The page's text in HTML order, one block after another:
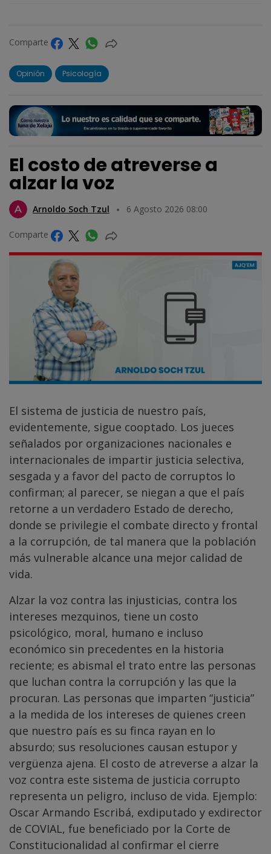
Comparte
Opinión Psicología
El costo de atreverse a
alzar la voz
Arnoldo Soch Tzul 6 Agosto 2026 08:00
Comparte
El sistema de justicia de nuestro país,
evidentemente, sigue cooptado. Los jueces
señalados por organizaciones nacionales e
internacionales de impartir justicia selectiva,
sesgada y a favor del pacto de corruptos lo
confirman; al parecer, se niegan a que el país
retorne a un verdadero Estado de derecho,
donde se privilegie el combate directo y frontal
a la corrupción, de tal manera que la población
más vulnerable alcance una mejor calidad de
vida.
Alzar la voz contra las injusticias, contra los
intereses mezquinos, tiene un costo
psicológico, moral, humano e incluso
económico sin precedentes en la historia
reciente; es abismal el trato entre las personas
que luchan contra la corrupción y las que la
procuran. Las personas que imparten “justicia”
a la medida de los intereses de quienes creen
que nuestro país es su finca rayan en lo
absurdo; sus resoluciones causan estupor y
vergüenza ajena. El costo de atreverse a alzar la
voz contra este sistema de justicia corrupto
representa un peligro, incluso de vida. Ejemplo:
Oscar Armando Escribá, exdiputado y exdirector
de COVIAL, fue beneficiado por la Corte de
Constitucionalidad al confirmar el cierre